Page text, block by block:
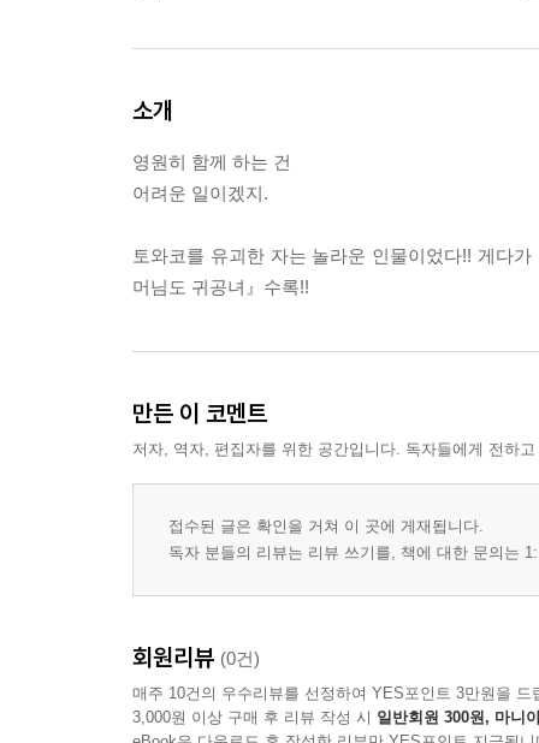
소개
영원히 함께 하는 건
어려운 일이겠지.
토와코를 유괴한 자는 놀라운 인물이었다!! 게다
머님도 귀공녀』수록!!
만든 이 코멘트
저자, 역자, 편집자를 위한 공간입니다. 독자들에게 전하
접수된 글은 확인을 거쳐 이 곳에 게재됩니다.
독자 분들의 리뷰는 리뷰 쓰기를, 책에 대한 문의는
회원리뷰 (0건)
매주 10건의 우수리뷰를 선정하여 YES포인트 3만원을 드
3,000원 이상 구매 후 리뷰 작성 시 일반회원 300원, 마니